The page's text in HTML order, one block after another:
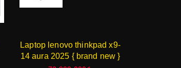
Laptop lenovo thinkpad x9
15p aura 2026 { brand new